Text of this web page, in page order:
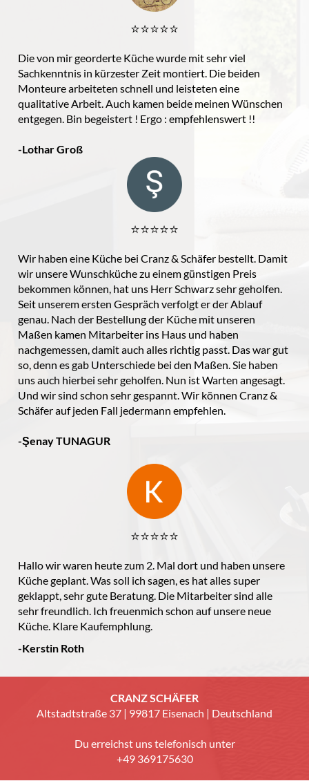
⭐️⭐️⭐️⭐️⭐️
Die von mir georderte Küche wurde mit sehr viel
Sachkenntnis in kürzester Zeit montiert. Die beiden
Monteure arbeiteten schnell und leisteten eine
qualitative Arbeit. Auch kamen beide meinen Wünschen
entgegen. Bin begeistert ! Ergo : empfehlenswert !!
-Lothar Groß
⭐️⭐️⭐️⭐️⭐️
Wir haben eine Küche bei Cranz & Schäfer bestellt. Damit
wir unsere Wunschküche zu einem günstigen Preis
bekommen können, hat uns Herr Schwarz sehr geholfen.
Seit unserem ersten Gespräch verfolgt er der Ablauf
genau. Nach der Bestellung der Küche mit unseren
Maßen kamen Mitarbeiter ins Haus und haben
nachgemessen, damit auch alles richtig passt. Das war gut
so, denn es gab Unterschiede bei den Maßen. Sie haben
uns auch hierbei sehr geholfen. Nun ist Warten angesagt.
Und wir sind schon sehr gespannt. Wir können Cranz &
Schäfer auf jeden Fall jedermann empfehlen.
-Şenay TUNAGUR
⭐️⭐️⭐️⭐️⭐️
Hallo wir waren heute zum 2. Mal dort und haben unsere
Küche geplant. Was soll ich sagen, es hat alles super
geklappt, sehr gute Beratung. Die Mitarbeiter sind alle
sehr freundlich. Ich freuenmich schon auf unsere neue
Küche. Klare Kaufemphlung.
-Kerstin Roth
CRANZ SCHÄFER
Altstadtstraße 37 | 99817 Eisenach | Deutschland
Du erreichst uns telefonisch unter
+49 369175630